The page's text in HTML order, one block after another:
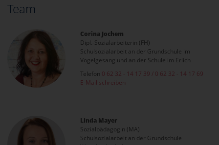
Team
Corina Jochem
Dipl.-Sozialarbeiterin (FH)
Schulsozialarbeit an der Grundschule im
Vogelgesang und an der Schule im Erlich
Telefon 0 62 32 - 14 17 39 / 0 62 32 - 14 17 69
E-Mail schreiben
Linda Mayer
Sozialpädagogin (MA)
Schulsozialarbeit an der Grundschule